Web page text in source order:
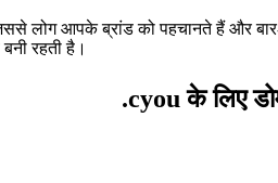
लोग आपके ब्रांड को पहचानते हैं
रहती है।
.cyou के लिए